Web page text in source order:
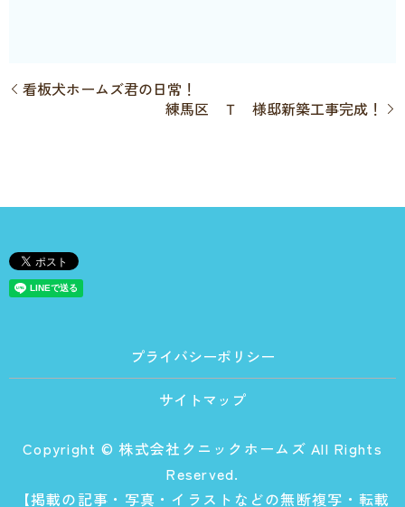
看板犬ホームズ君の日常！
練馬区 Ｔ 様邸新築工事完成！
プライバシーポリシー
サイトマップ
Copyright © 株式会社クニックホームズ All Rights
Reserved.
【掲載の記事・写真・イラストなどの無断複写・転載